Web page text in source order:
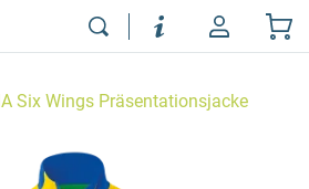
Six Wings Präsentationsjacke